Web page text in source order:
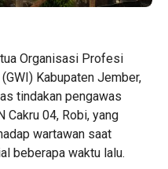
Organisasi Profesi
Kabupaten Jember,
tindakan pengawas
04, Robi, yang
wartawan saat
beberapa waktu lalu.